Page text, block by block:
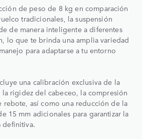
de peso de 8 kg en comparación
tradicionales, la suspensión
de manera inteligente a diferentes
lo que te brinda una amplia variedad
para adaptarse a tu entorno
una calibración exclusiva de la
rigidez del cabeceo, la compresión
rebote, así como una reducción de la
15 mm adicionales para garantizar la
definitiva.